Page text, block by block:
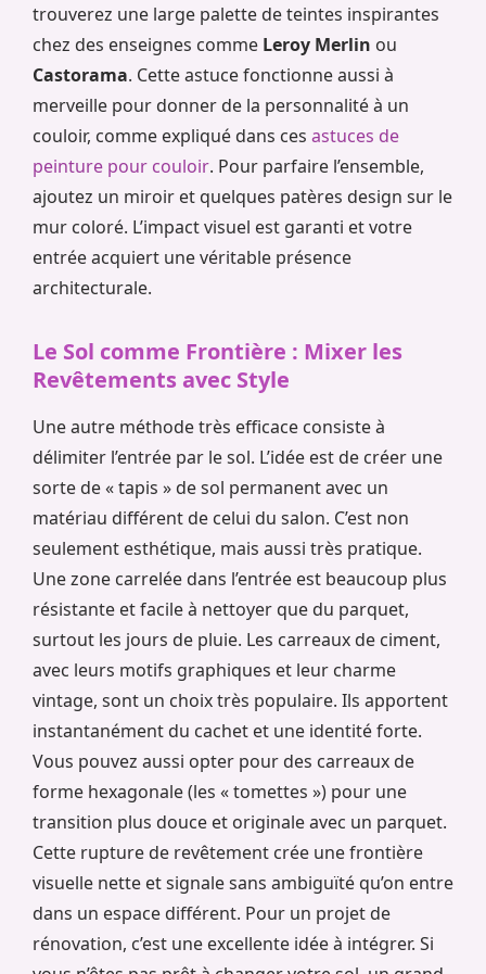
trouverez une large palette de teintes inspirantes
chez des enseignes comme Leroy Merlin ou
Castorama. Cette astuce fonctionne aussi à
merveille pour donner de la personnalité à un
couloir, comme expliqué dans ces astuces de
peinture pour couloir. Pour parfaire l’ensemble,
ajoutez un miroir et quelques patères design sur le
mur coloré. L’impact visuel est garanti et votre
entrée acquiert une véritable présence
architecturale.
Le Sol comme Frontière : Mixer les
Revêtements avec Style
Une autre méthode très efficace consiste à
délimiter l’entrée par le sol. L’idée est de créer une
sorte de « tapis » de sol permanent avec un
matériau différent de celui du salon. C’est non
seulement esthétique, mais aussi très pratique.
Une zone carrelée dans l’entrée est beaucoup plus
résistante et facile à nettoyer que du parquet,
surtout les jours de pluie. Les carreaux de ciment,
avec leurs motifs graphiques et leur charme
vintage, sont un choix très populaire. Ils apportent
instantanément du cachet et une identité forte.
Vous pouvez aussi opter pour des carreaux de
forme hexagonale (les « tomettes ») pour une
transition plus douce et originale avec un parquet.
Cette rupture de revêtement crée une frontière
visuelle nette et signale sans ambiguïté qu’on entre
dans un espace différent. Pour un projet de
rénovation, c’est une excellente idée à intégrer. Si